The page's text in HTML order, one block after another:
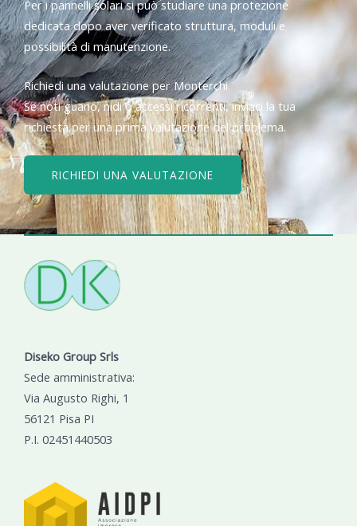
Per i pannelli solari si può studiare una protezione
dedicata dopo aver verificato struttura, moduli e
possibilità di manutenzione.
Richiedi una valutazione per Monterchi
Se noti guano, nidi o accessi ricorrenti, inviaci la tua
richiesta per una prima valutazione del problema.
RICHIEDI UNA VALUTAZIONE
Diseko Group Srls
Sede amministrativa:
Via Augusto Righi, 1
56121 Pisa PI
P.I. 02451440503